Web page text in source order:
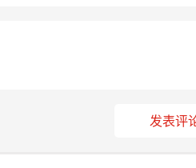
发表评